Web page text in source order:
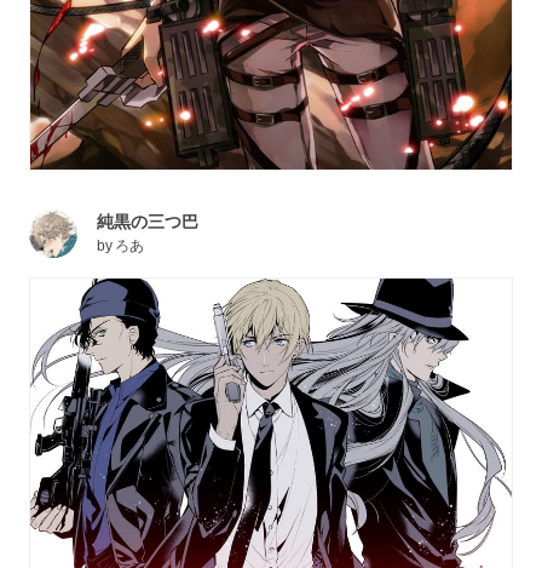
純黒の三つ巴
by ろあ